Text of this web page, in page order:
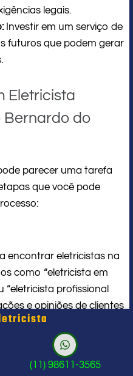
legais.
Investir em um serviço de
futuros que podem gerar
Eletricista
Bernardo do
parecer uma tarefa
que você pode
encontrar eletricistas na
como “eletricista em
profissional
e opiniões de clientes
qualidade do serviço.
(11) 98611-3565